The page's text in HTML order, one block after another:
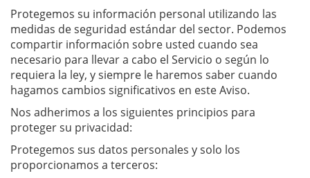
Protegemos su información personal utilizando las
medidas de seguridad estándar del sector. Podemos
compartir información sobre usted cuando sea
necesario para llevar a cabo el Servicio o según lo
requiera la ley, y siempre le haremos saber cuando
hagamos cambios significativos en este Aviso.
Nos adherimos a los siguientes principios para
proteger su privacidad:
Protegemos sus datos personales y solo los
proporcionamos a terceros: